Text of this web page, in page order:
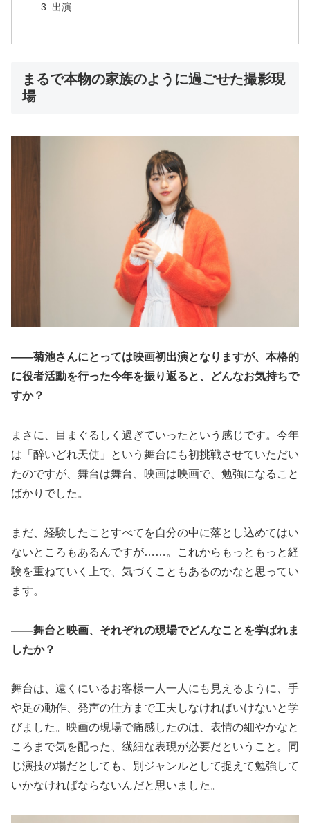
出演
まるで本物の家族のように過ごせた撮影現
場
――菊池さんにとっては映画初出演となりますが、本格的
に役者活動を行った今年を振り返ると、どんなお気持ちで
すか？
まさに、目まぐるしく過ぎていったという感じです。今年
は「醉いどれ天使」という舞台にも初挑戦させていただい
たのですが、舞台は舞台、映画は映画で、勉強になること
ばかりでした。
まだ、経験したことすべてを自分の中に落とし込めてはい
ないところもあるんですが……。これからもっともっと経
験を重ねていく上で、気づくこともあるのかなと思ってい
ます。
――舞台と映画、それぞれの現場でどんなことを学ばれま
したか？
舞台は、遠くにいるお客様一人一人にも見えるように、手
や足の動作、発声の仕方まで工夫しなければいけないと学
びました。映画の現場で痛感したのは、表情の細やかなと
ころまで気を配った、繊細な表現が必要だということ。同
じ演技の場だとしても、別ジャンルとして捉えて勉強して
いかなければならないんだと思いました。